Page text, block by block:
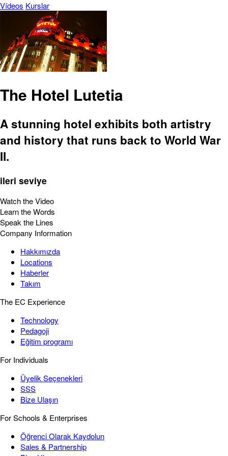
Vídeos Kurslar
The Hotel Lutetia
A stunning hotel exhibits both artistry
and history that runs back to World War
II.
ileri seviye
Watch the Video
Learn the Words
Speak the Lines
Company Information
Hakkımızda
Locations
Haberler
Takım
The EC Experience
Technology
Pedagoji
Eğitim programı
For Individuals
Üyelik Seçenekleri
SSS
Bize Ulaşın
For Schools & Enterprises
Öğrenci Olarak Kaydolun
Sales & Partnership